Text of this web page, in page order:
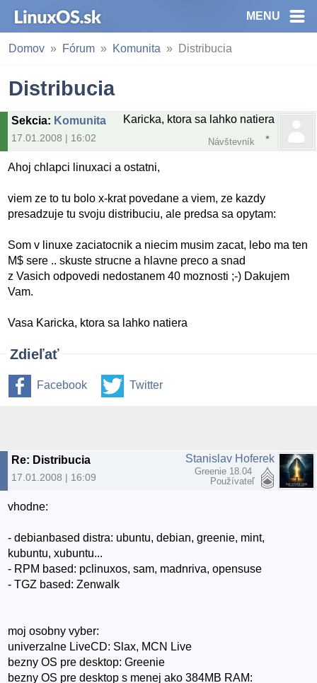
MENU
Domov Fórum Komunita Distribucia
Distribucia
Sekcia: Komunita
17.01.2008 | 16:02
Karicka, ktora sa lahko natiera
Návštevník
Ahoj chlapci linuxaci a ostatni,
viem ze to tu bolo x-krat povedane a viem, ze kazdy
presadzuje tu svoju distribuciu, ale predsa sa opytam:
Som v linuxe zaciatocnik a niecim musim zacat, lebo ma ten
M$ sere .. skuste strucne a hlavne preco a snad
z Vasich odpovedi nedostanem 40 moznosti ;-) Dakujem
Vam.
Vasa Karicka, ktora sa lahko natiera
Zdieľať
Facebook Twitter
Re: Distribucia
17.01.2008 | 16:09
Stanislav Hoferek
Greenie 18.04
Používateľ
vhodne:
- debianbased distra: ubuntu, debian, greenie, mint,
kubuntu, xubuntu...
- RPM based: pclinuxos, sam, madnriva, opensuse
- TGZ based: Zenwalk
moj osobny vyber:
univerzalne LiveCD: Slax, MCN Live
bezny OS pre desktop: Greenie
bezny OS pre desktop s menej ako 384MB RAM: